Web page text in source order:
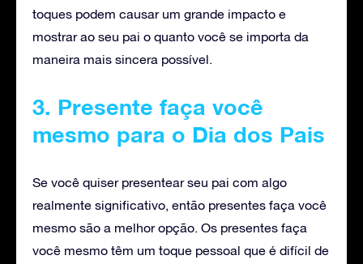
toques podem causar um grande impacto e
mostrar ao seu pai o quanto você se importa da
maneira mais sincera possível.
3. Presente faça você
mesmo para o Dia dos Pais
Se você quiser presentear seu pai com algo
realmente significativo, então presentes faça você
mesmo são a melhor opção. Os presentes faça
você mesmo têm um toque pessoal que é difícil de